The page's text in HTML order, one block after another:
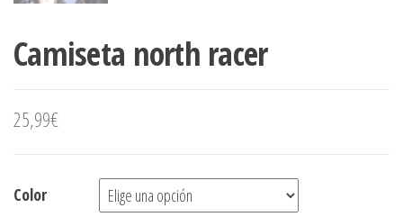
Camiseta north racer
25,99€
Color